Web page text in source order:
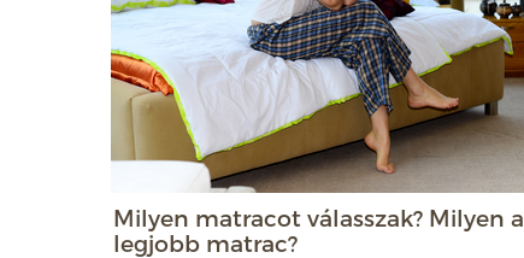
Milyen matracot válasszak? Milyen a
legjobb matrac?